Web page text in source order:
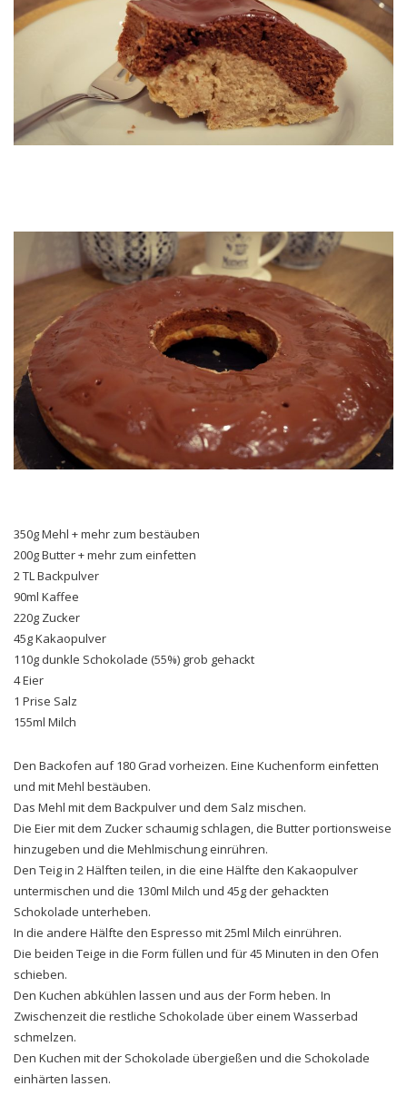
350g Mehl + mehr zum bestäuben
200g Butter + mehr zum einfetten
2 TL Backpulver
90ml Kaffee
220g Zucker
45g Kakaopulver
110g dunkle Schokolade (55%) grob gehackt
4 Eier
1 Prise Salz
155ml Milch
Den Backofen auf 180 Grad vorheizen. Eine Kuchenform einfetten
und mit Mehl bestäuben.
Das Mehl mit dem Backpulver und dem Salz mischen.
Die Eier mit dem Zucker schaumig schlagen, die Butter portionsweise
hinzugeben und die Mehlmischung einrühren.
Den Teig in 2 Hälften teilen, in die eine Hälfte den Kakaopulver
untermischen und die 130ml Milch und 45g der gehackten
Schokolade unterheben.
In die andere Hälfte den Espresso mit 25ml Milch einrühren.
Die beiden Teige in die Form füllen und für 45 Minuten in den Ofen
schieben.
Den Kuchen abkühlen lassen und aus der Form heben. In
Zwischenzeit die restliche Schokolade über einem Wasserbad
schmelzen.
Den Kuchen mit der Schokolade übergießen und die Schokolade
einhärten lassen.